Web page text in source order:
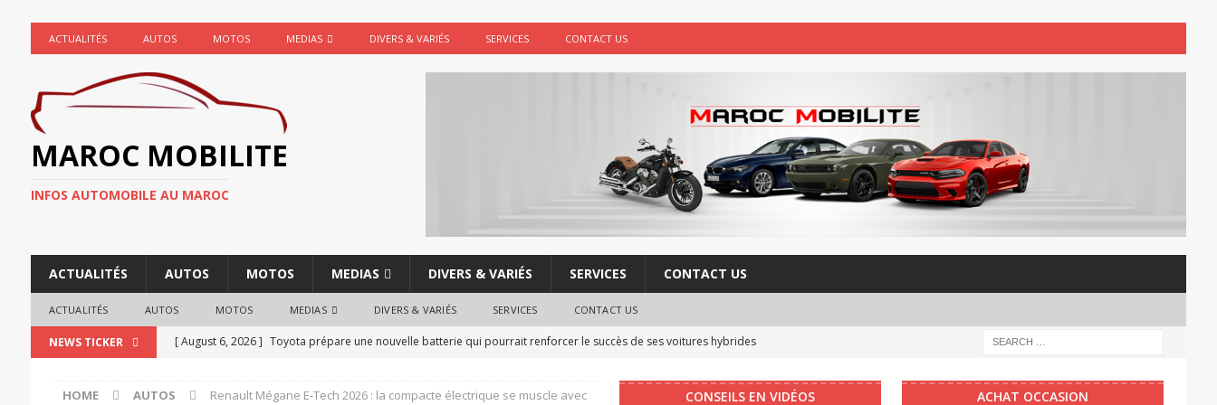
ACTUALITÉS AUTOS MOTOS MEDIAS DIVERS & VARIÉS SERVICES CONTACT US
MAROC MOBILITE
INFOS AUTOMOBILE AU MAROC
ACTUALITÉS AUTOS MOTOS MEDIAS DIVERS & VARIÉS SERVICES CONTACT US
ACTUALITÉS AUTOS MOTOS MEDIAS DIVERS & VARIÉS SERVICES CONTACT US
NEWS TICKER [ August 6, 2026 ] Toyota prépare une nouvelle batterie qui pourrait renforcer le succès de ses voitures hybrides
HOME AUTOS
Renault Mégane E-Tech 2026 : la compacte électrique se muscle avec
CONSEILS EN VIDÉOS ACHAT OCCASION